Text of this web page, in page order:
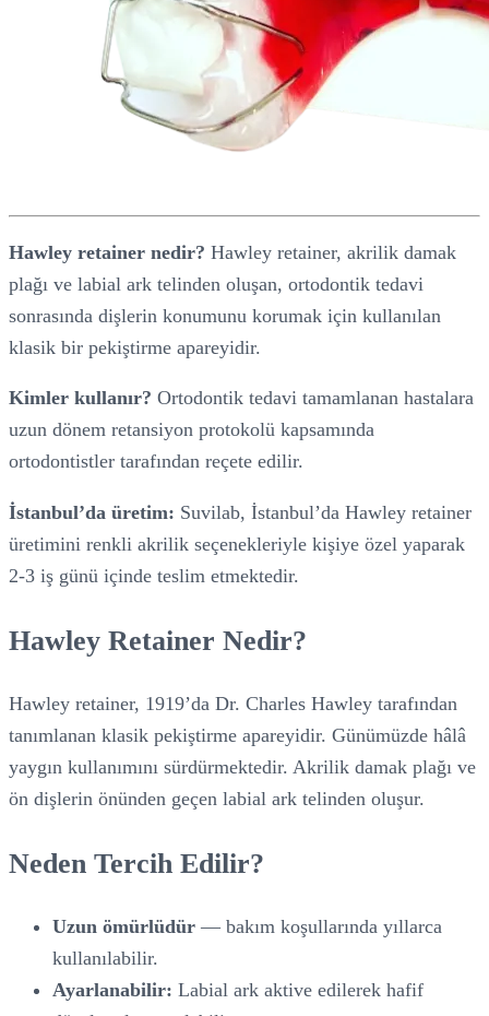
Hawley retainer nedir? Hawley retainer, akrilik damak
plağı ve labial ark telinden oluşan, ortodontik tedavi
sonrasında dişlerin konumunu korumak için kullanılan
klasik bir pekiştirme apareyidir.
Kimler kullanır? Ortodontik tedavi tamamlanan hastalara
uzun dönem retansiyon protokolü kapsamında
ortodontistler tarafından reçete edilir.
İstanbul’da üretim: Suvilab, İstanbul’da Hawley retainer
üretimini renkli akrilik seçenekleriyle kişiye özel yaparak
2-3 iş günü içinde teslim etmektedir.
Hawley Retainer Nedir?
Hawley retainer, 1919’da Dr. Charles Hawley tarafından
tanımlanan klasik pekiştirme apareyidir. Günümüzde hâlâ
yaygın kullanımını sürdürmektedir. Akrilik damak plağı ve
ön dişlerin önünden geçen labial ark telinden oluşur.
Neden Tercih Edilir?
Uzun ömürlüdür — bakım koşullarında yıllarca
kullanılabilir.
Ayarlanabilir: Labial ark aktive edilerek hafif